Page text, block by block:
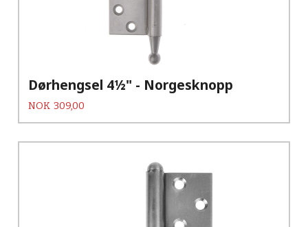
Dørhengsel 4½" - Norgesknopp
Pris
NOK 309,00